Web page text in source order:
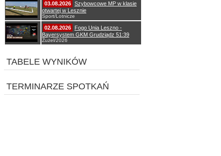
03.08.2026 Szybowcowe MP w klasie
otwartej w Lesznie
Sport/Lotnicze
02.08.2026
Fogo Unia Leszno -
Bayersystem GKM Grudziądz 51:39
Żużel/2026
TABELE WYNIKÓW
TERMINARZE SPOTKAŃ